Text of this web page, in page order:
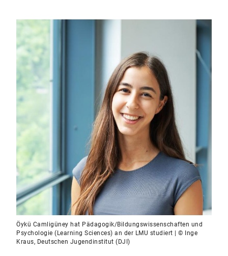
Öykü Camligüney hat Pädagogik/Bildungswissenschaften und
Psychologie (Learning Sciences) an der LMU studiert | © Inge
Kraus, Deutschen Jugendinstitut (DJI)